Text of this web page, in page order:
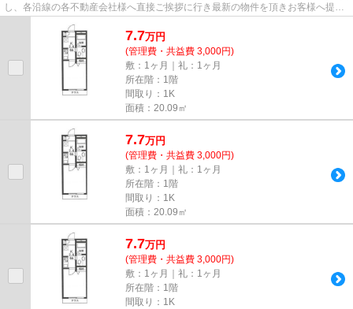
し、各沿線の各不動産会社様へ直接ご挨拶に行き最新の物件を頂きお客様へ提供
7.7万円
(管理費・共益費 3,000円)
敷：1ヶ月｜礼：1ヶ月
所在階：1階
間取り：1K
面積：20.09㎡
7.7万円
(管理費・共益費 3,000円)
敷：1ヶ月｜礼：1ヶ月
所在階：1階
間取り：1K
面積：20.09㎡
7.7万円
(管理費・共益費 3,000円)
敷：1ヶ月｜礼：1ヶ月
所在階：1階
間取り：1K